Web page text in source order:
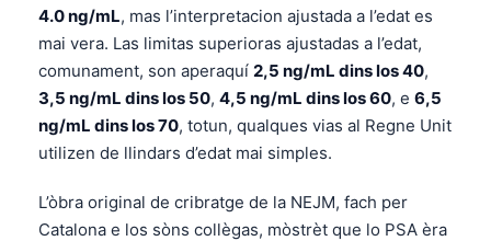
4.0 ng/mL, mas l’interpretacion ajustada a l’edat es
mai vera. Las limitas superioras ajustadas a l’edat,
comunament, son aperaquí 2,5 ng/mL dins los 40,
3,5 ng/mL dins los 50, 4,5 ng/mL dins los 60, e 6,5
ng/mL dins los 70, totun, qualques vias al Regne Unit
utilizen de llindars d’edat mai simples.
L’òbra original de cribratge de la NEJM, fach per
Catalona e los sòns collègas, mòstrèt que lo PSA èra